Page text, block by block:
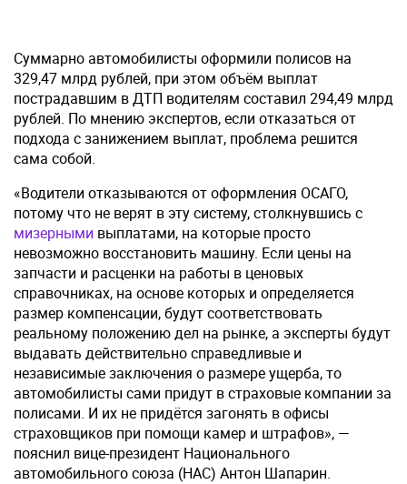
Суммарно автомобилисты оформили полисов на
329,47 млрд рублей, при этом объём выплат
пострадавшим в ДТП водителям составил 294,49 млрд
рублей. По мнению экспертов, если отказаться от
подхода с занижением выплат, проблема решится
сама собой.
«Водители отказываются от оформления ОСАГО,
потому что не верят в эту систему, столкнувшись с
мизерными выплатами, на которые просто
невозможно восстановить машину. Если цены на
запчасти и расценки на работы в ценовых
справочниках, на основе которых и определяется
размер компенсации, будут соответствовать
реальному положению дел на рынке, а эксперты будут
выдавать действительно справедливые и
независимые заключения о размере ущерба, то
автомобилисты сами придут в страховые компании за
полисами. И их не придётся загонять в офисы
страховщиков при помощи камер и штрафов», —
пояснил вице-президент Национального
автомобильного союза (НАС) Антон Шапарин.